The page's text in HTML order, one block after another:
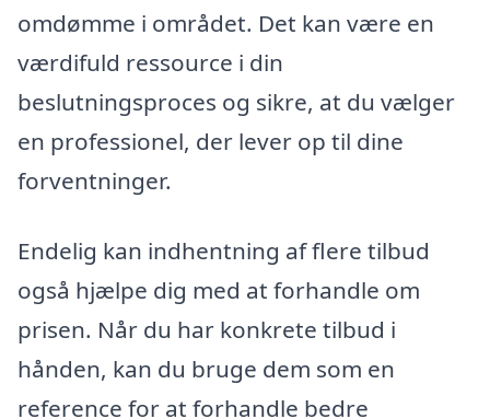
omdømme i området. Det kan være en
værdifuld ressource i din
beslutningsproces og sikre, at du vælger
en professionel, der lever op til dine
forventninger.
Endelig kan indhentning af flere tilbud
også hjælpe dig med at forhandle om
prisen. Når du har konkrete tilbud i
hånden, kan du bruge dem som en
reference for at forhandle bedre